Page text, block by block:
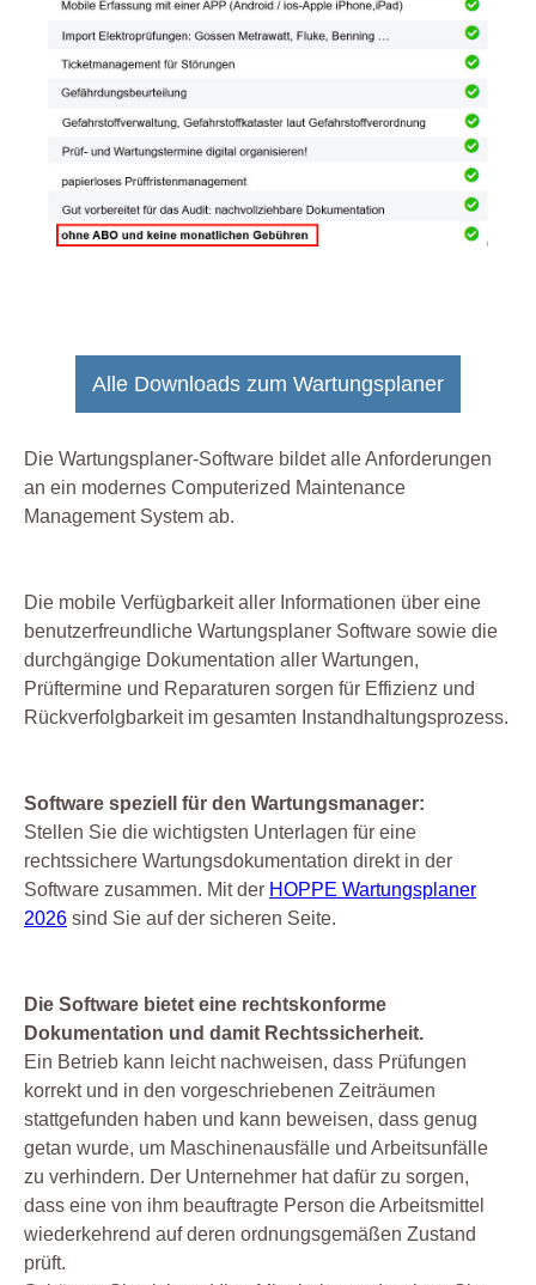
Alle Downloads zum Wartungsplaner
Die Wartungsplaner-Software bildet alle Anforderungen
an ein modernes Computerized Maintenance
Management System ab.
Die mobile Verfügbarkeit aller Informationen über eine
benutzerfreundliche Wartungsplaner Software sowie die
durchgängige Dokumentation aller Wartungen,
Prüftermine und Reparaturen sorgen für Effizienz und
Rückverfolgbarkeit im gesamten Instandhaltungsprozess.
Software speziell für den Wartungsmanager:
Stellen Sie die wichtigsten Unterlagen für eine
rechtssichere Wartungsdokumentation direkt in der
Software zusammen. Mit der HOPPE Wartungsplaner
2026 sind Sie auf der sicheren Seite.
Die Software bietet eine rechtskonforme
Dokumentation und damit Rechtssicherheit.
Ein Betrieb kann leicht nachweisen, dass Prüfungen
korrekt und in den vorgeschriebenen Zeiträumen
stattgefunden haben und kann beweisen, dass genug
getan wurde, um Maschinenausfälle und Arbeitsunfälle
zu verhindern. Der Unternehmer hat dafür zu sorgen,
dass eine von ihm beauftragte Person die Arbeitsmittel
wiederkehrend auf deren ordnungsgemäßen Zustand
prüft.